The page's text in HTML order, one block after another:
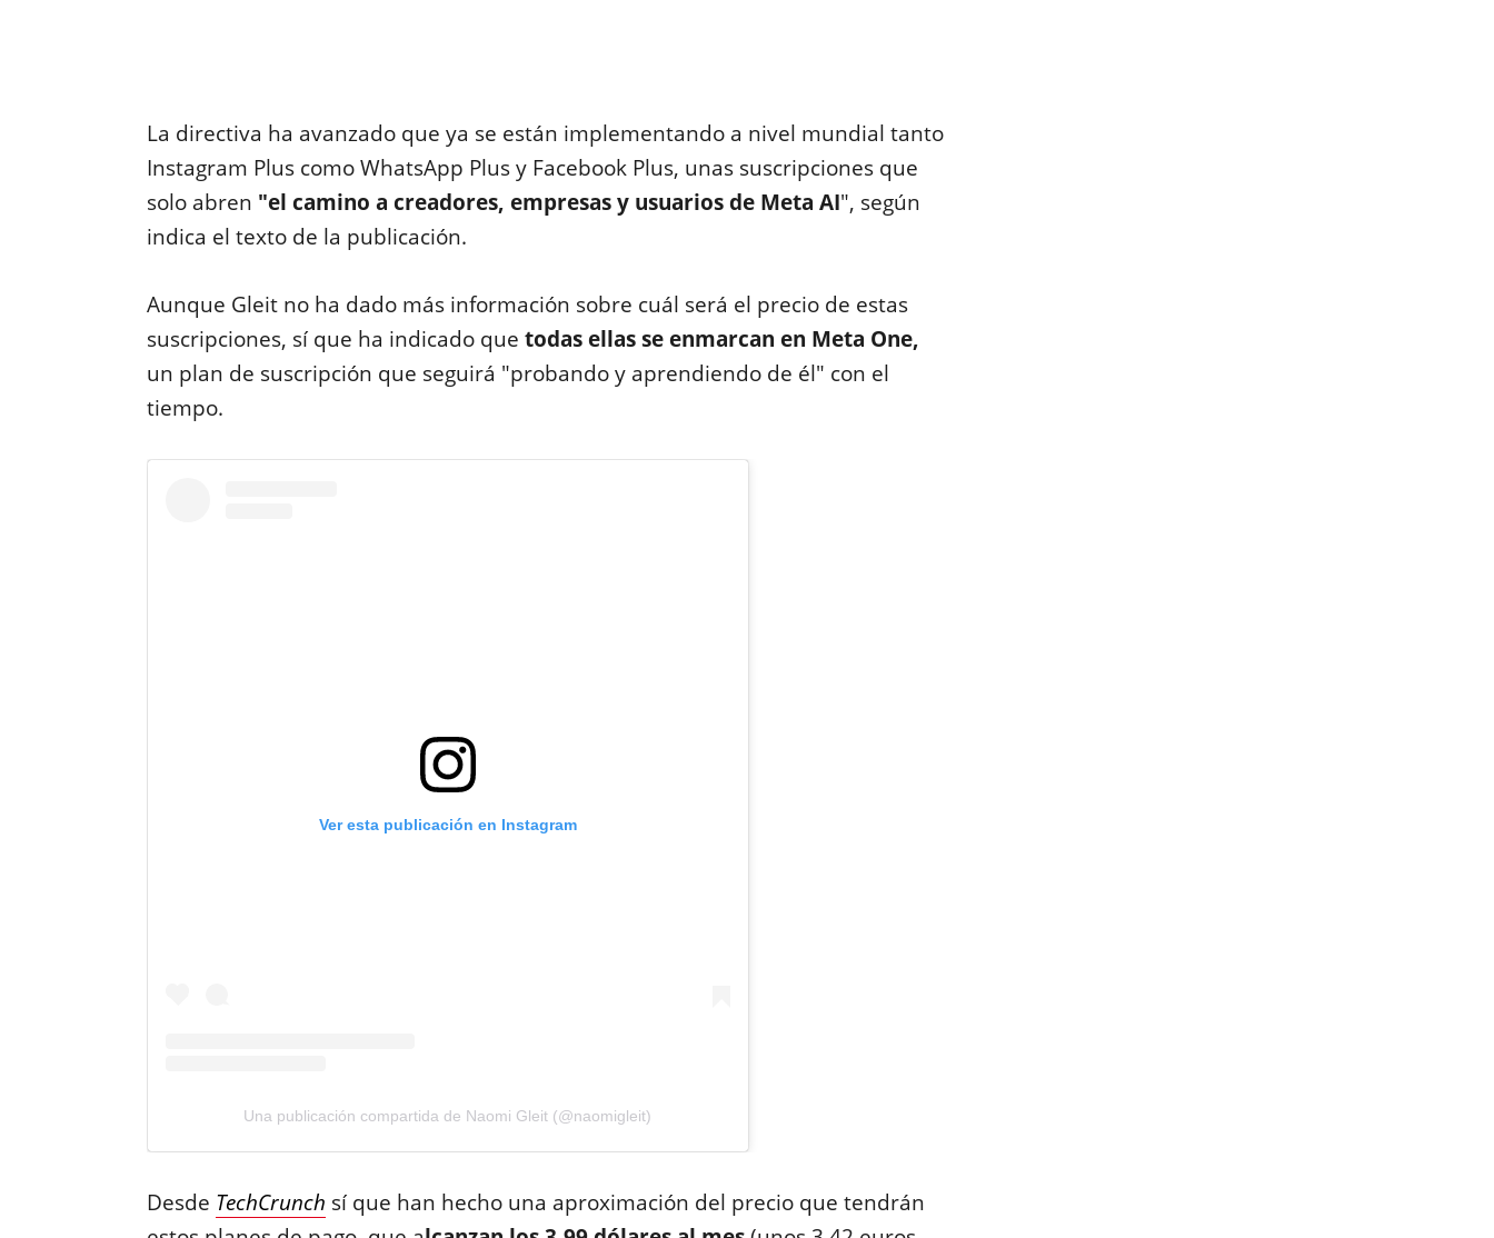
La directiva ha avanzado que ya se están implementando a nivel mundial tanto
Instagram Plus como WhatsApp Plus y Facebook Plus, unas suscripciones que
solo abren "el camino a creadores, empresas y usuarios de Meta AI", según
indica el texto de la publicación.
Aunque Gleit no ha dado más información sobre cuál será el precio de estas
suscripciones, sí que ha indicado que todas ellas se enmarcan en Meta One,
un plan de suscripción que seguirá "probando y aprendiendo de él" con el
tiempo.
Ver esta publicación en Instagram
Una publicación compartida de Naomi Gleit (@naomigleit)
Desde TechCrunch sí que han hecho una aproximación del precio que tendrán